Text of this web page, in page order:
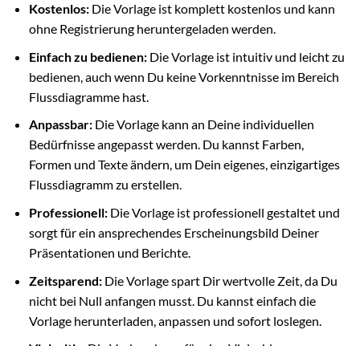
Kostenlos:Die Vorlage ist komplett kostenlos und kann
ohne Registrierung heruntergeladen werden.
Einfach zu bedienen:Die Vorlage ist intuitiv und leicht zu
bedienen, auch wenn Du keine Vorkenntnisse im Bereich
Flussdiagramme hast.
Anpassbar:Die Vorlage kann an Deine individuellen
Bedürfnisse angepasst werden. Du kannst Farben,
Formen und Texte ändern, um Dein eigenes, einzigartiges
Flussdiagramm zu erstellen.
Professionell:Die Vorlage ist professionell gestaltet und
sorgt für ein ansprechendes Erscheinungsbild Deiner
Präsentationen und Berichte.
Zeitsparend:Die Vorlage spart Dir wertvolle Zeit, da Du
nicht bei Null anfangen musst. Du kannst einfach die
Vorlage herunterladen, anpassen und sofort loslegen.